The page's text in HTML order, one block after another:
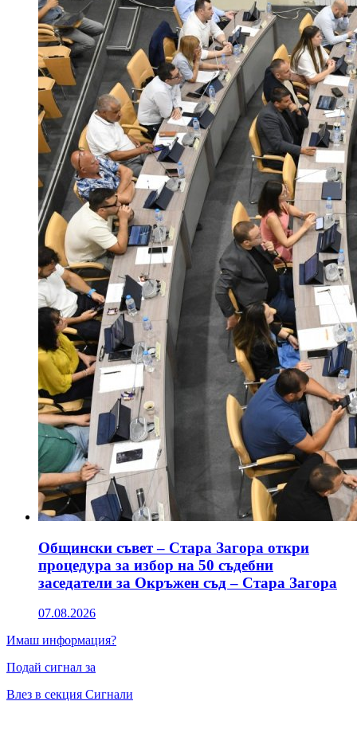
Общински съвет – Стара Загора откри
процедура за избор на 50 съдебни
заседатели за Окръжен съд – Стара Загора
07.08.2026
Имаш информация?
Подай сигнал за
Влез в секция Сигнали